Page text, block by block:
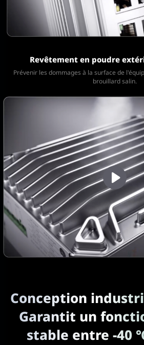
Revêtement en poudre
Prévenir les dommages à la surface de
brouillard salin.
Conception
Garantit un
stable entre -40